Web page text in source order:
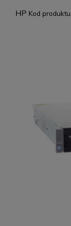
HP Kod produktu: